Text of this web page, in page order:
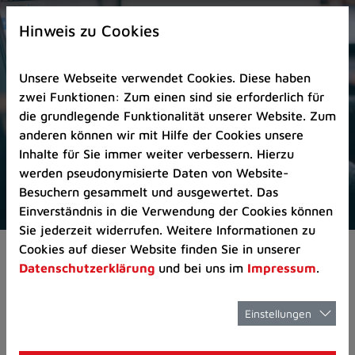
Zur
Startseite
Zum
Seitenanfang
springen
(Schnelltaste
A)
Zur
Navigation/Menü
springen
(Schnelltaste
M)
Zur
8)
Pressemeldungen Neuer
Hinweis zu Cookies
Unsere Webseite verwendet Cookies. Diese haben
zwei Funktionen: Zum einen sind sie erforderlich für
die grundlegende Funktionalität unserer Website. Zum
anderen können wir mit Hilfe der Cookies unsere
Inhalte für Sie immer weiter verbessern. Hierzu
werden pseudonymisierte Daten von Website-
Besuchern gesammelt und ausgewertet. Das
Einverständnis in die Verwendung der Cookies können
Sie jederzeit widerrufen. Weitere Informationen zu
Cookies auf dieser Website finden Sie in unserer
Datenschutzerklärung und bei uns im Impressum.
Einstellungen